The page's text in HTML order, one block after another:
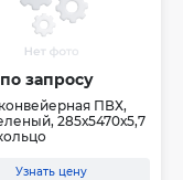
запросу
ПВХ,
285х5470х5,7
Узнать цену